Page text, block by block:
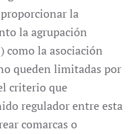
la
la agrupación
como la asociación
queden limitadas por
criterio que
regulador entre esta
comarcas o